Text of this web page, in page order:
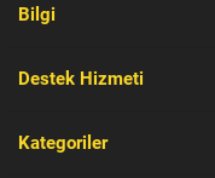
Bilgi
Destek Hizmeti
Kategoriler